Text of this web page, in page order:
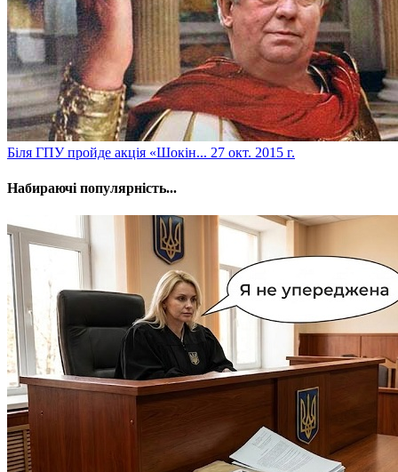
Біля ГПУ пройде акція «Шокін... 27 окт. 2015 г.
Набираючі популярність...